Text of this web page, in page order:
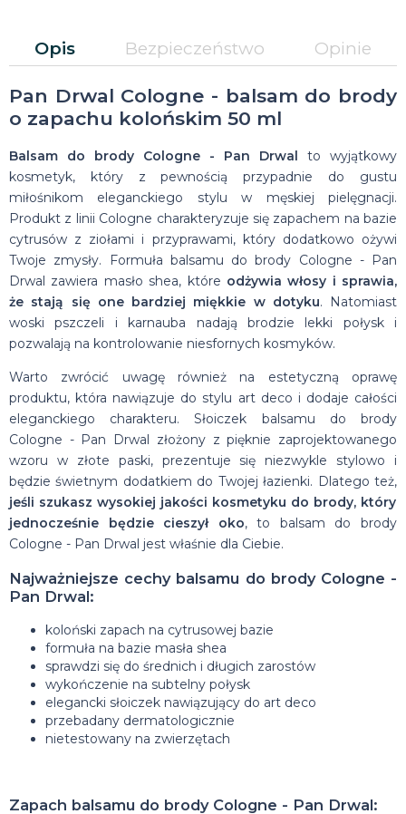
Opis Bezpieczeństwo Opinie
Pan Drwal Cologne - balsam do brody
o zapachu kolońskim 50 ml
Balsam do brody Cologne - Pan Drwal to wyjątkowy
kosmetyk, który z pewnością przypadnie do gustu
miłośnikom eleganckiego stylu w męskiej pielęgnacji.
Produkt z linii Cologne charakteryzuje się zapachem na bazie
cytrusów z ziołami i przyprawami, który dodatkowo ożywi
Twoje zmysły. Formuła balsamu do brody Cologne - Pan
Drwal zawiera masło shea, które odżywia włosy i sprawia,
że stają się one bardziej miękkie w dotyku. Natomiast
woski pszczeli i karnauba nadają brodzie lekki połysk i
pozwalają na kontrolowanie niesfornych kosmyków.
Warto zwrócić uwagę również na estetyczną oprawę
produktu, która nawiązuje do stylu art deco i dodaje całości
eleganckiego charakteru. Słoiczek balsamu do brody
Cologne - Pan Drwal złożony z pięknie zaprojektowanego
wzoru w złote paski, prezentuje się niezwykle stylowo i
będzie świetnym dodatkiem do Twojej łazienki. Dlatego też,
jeśli szukasz wysokiej jakości kosmetyku do brody, który
jednocześnie będzie cieszył oko, to balsam do brody
Cologne - Pan Drwal jest właśnie dla Ciebie.
Najważniejsze cechy balsamu do brody Cologne -
Pan Drwal:
koloński zapach na cytrusowej bazie
formuła na bazie masła shea
sprawdzi się do średnich i długich zarostów
wykończenie na subtelny połysk
elegancki słoiczek nawiązujący do art deco
przebadany dermatologicznie
nietestowany na zwierzętach
Zapach balsamu do brody Cologne - Pan Drwal: